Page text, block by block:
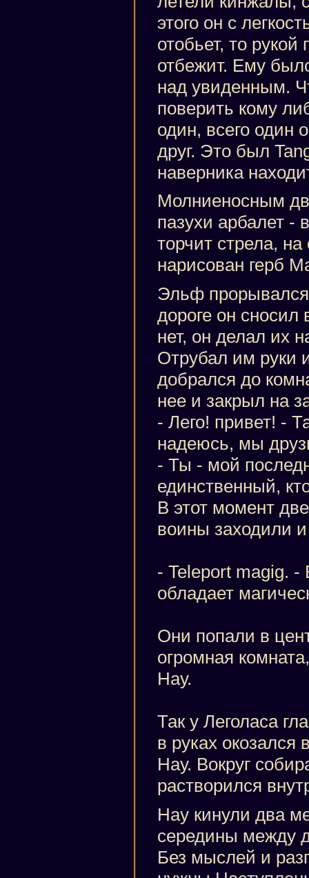
этого он с
отобьет, то рукой
отбежит. Ему
над увиденным.
поверить кому
один, всего
друг. Это был
наверника
Молниеносным
пазухи арбалет -
торчит стрела,
нарисован герб
Эльф прорывался
дороге он сносил
нет, он делал их
Отрубал им руки
добрался до
нее и закрыл на
- Лего! привет! -
надеюсь, мы
- Ты - мой
единственный,
В этот момент
воины заходили
- Teleport magig. -
обладает
Они попали в
огромная
Нау.
Так у Леголаса
в руках
Нау. Вокруг
растворился
Нау кинули два
середины между
Без мыслей и